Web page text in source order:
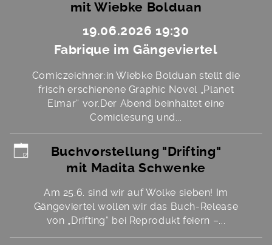
mit Wiebke Bolduan
19.06.2026 19:30
Fabrique im Gängeviertel
Comiczeichner:in Wiebke Bolduan stellt die
frisch erschienene Graphic Novel „Planet
Elmar“ vor.Der Abend beinhaltet eine
Comiclesung und...
Buchvorstellung "Drifting"
mit Madita Schwenke
Am 25.6. sind wir auf Wolke sieben! Im
Gängeviertel wollen wir das Buch-Release
von „Drifting“ bei Reprodukt feiern –...